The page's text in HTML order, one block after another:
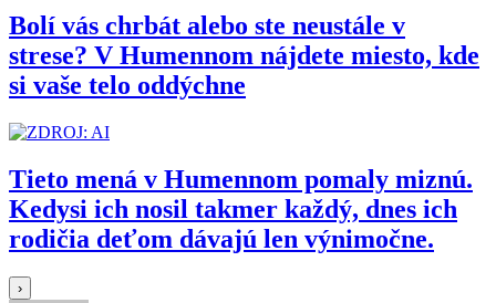
Bolí vás chrbát alebo ste neustále v
strese? V Humennom nájdete miesto, kde
si vaše telo oddýchne
Tieto mená v Humennom pomaly miznú.
Kedysi ich nosil takmer každý, dnes ich
rodičia deťom dávajú len výnimočne.
›